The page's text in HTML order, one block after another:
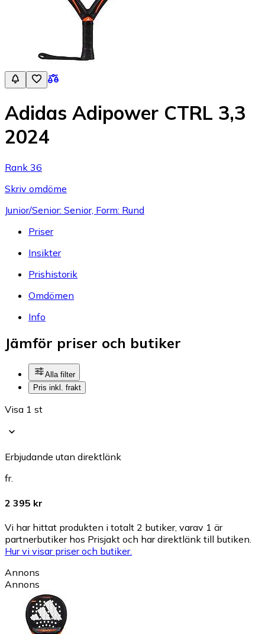
Adidas Adipower CTRL 3,3
2024
Rank 36
Skriv omdöme
Junior/Senior: Senior, Form: Rund
Priser
Insikter
Prishistorik
Omdömen
Info
Jämför priser och butiker
Alla filter
Pris inkl. frakt
Visa 1 st
Erbjudande utan direktlänk
fr.
2 395 kr
Vi har hittat produkten i totalt 2 butiker, varav 1 är
partnerbutiker hos Prisjakt och har direktlänk till butiken.
Hur vi visar priser och butiker.
Annons
Annons